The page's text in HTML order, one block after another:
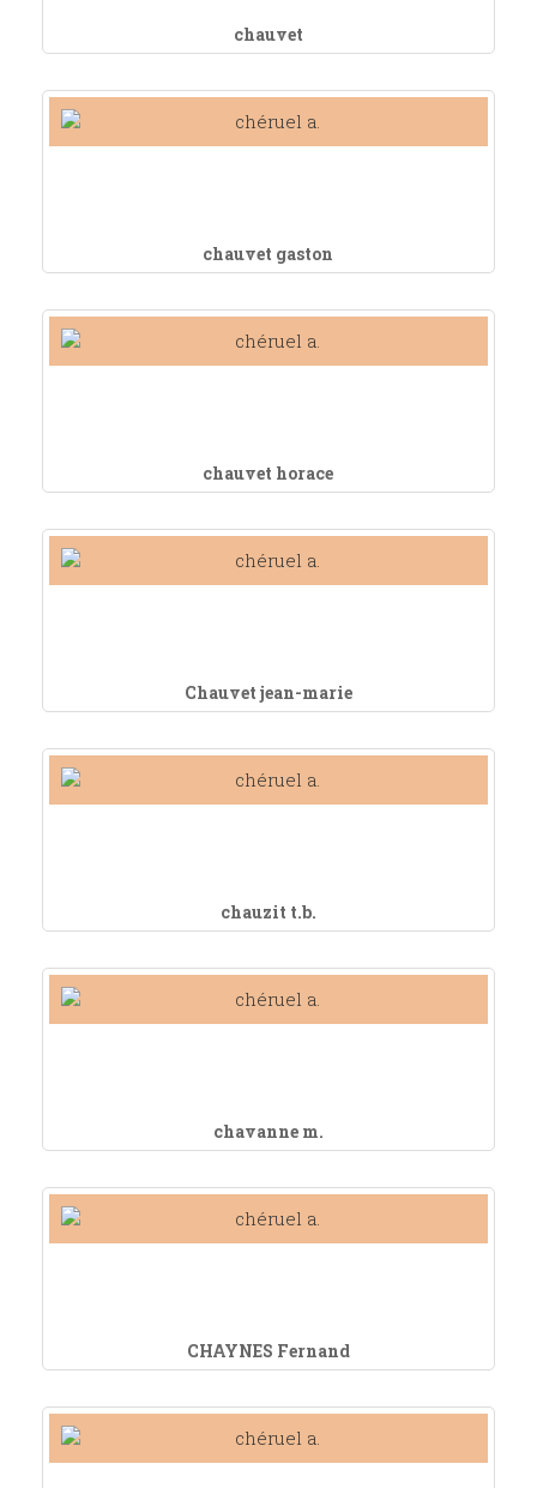
chauvet
chauvet gaston
chauvet horace
Chauvet jean-marie
chauzit t.b.
chavanne m.
CHAYNES Fernand